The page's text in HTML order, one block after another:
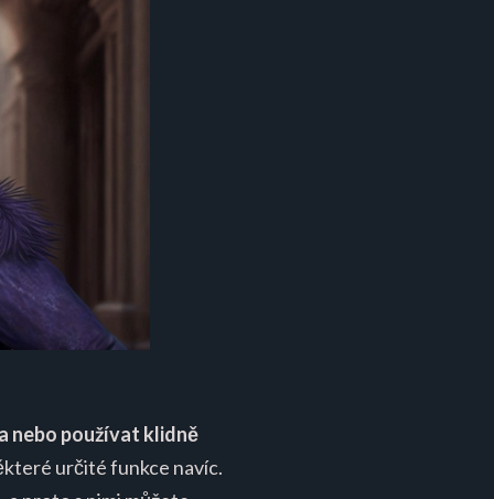
nebo používat klidně
určité funkce navíc.